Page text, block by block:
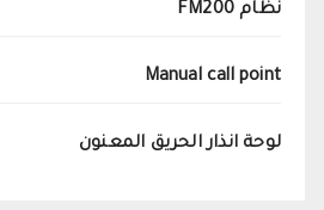
نظام FM200
Manual call point
لوحة انذار الحريق المعنون